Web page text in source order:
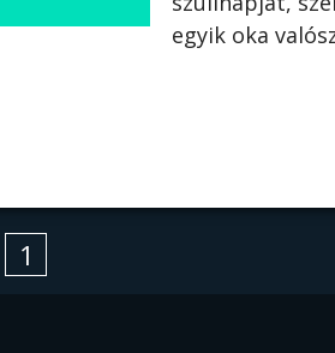
egyik oka
1